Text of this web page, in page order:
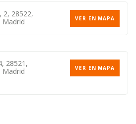
2, 28522,
Madrid
VER EN MAPA
28521,
Madrid
VER EN MAPA